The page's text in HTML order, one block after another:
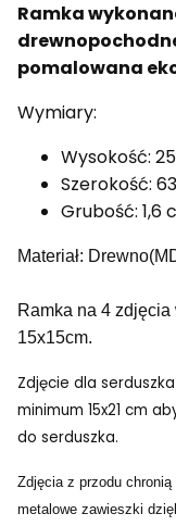
Ramka
pomalowana
Wymiary:
Wysokość:
Szerokość:
Grubość: 1,6
Materiał:
Ramka na 4
15x15cm.
Zdjęcie dla
minimum 15x21 cm
do serduszka.
Zdjęcia z przodu
metalowe zawieszki